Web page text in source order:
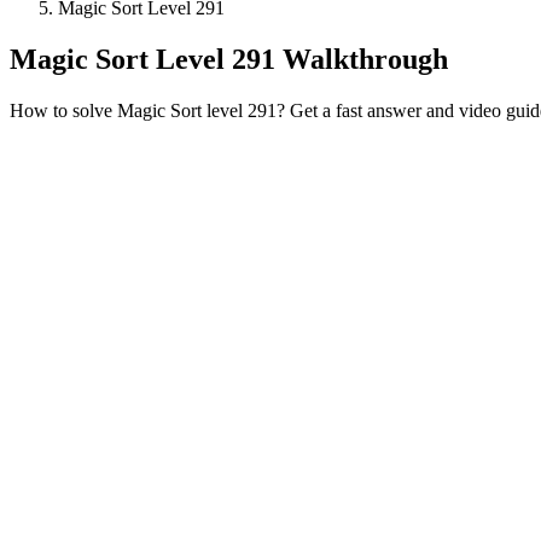
Magic Sort Level 291
Magic Sort Level 291 Walkthrough
How to solve Magic Sort level 291? Get a fast answer and video